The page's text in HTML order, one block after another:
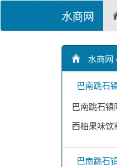
水商网
水商网
巴南跳石
巴南跳石
西柚果味
巴南跳石